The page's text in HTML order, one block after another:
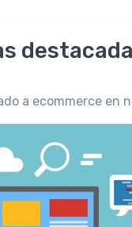
a ecommerce en